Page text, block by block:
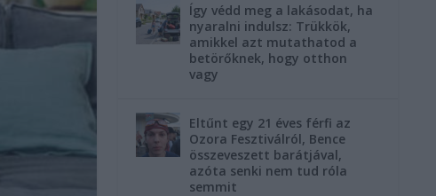
Így védd meg a lakásodat, ha
nyaralni indulsz: Trükkök,
amikkel azt mutathatod a
betörőknek, hogy otthon
vagy
Eltűnt egy 21 éves férfi az
Ozora Fesztiválról, Bence
összeveszett barátjával,
azóta senki nem tud róla
semmit